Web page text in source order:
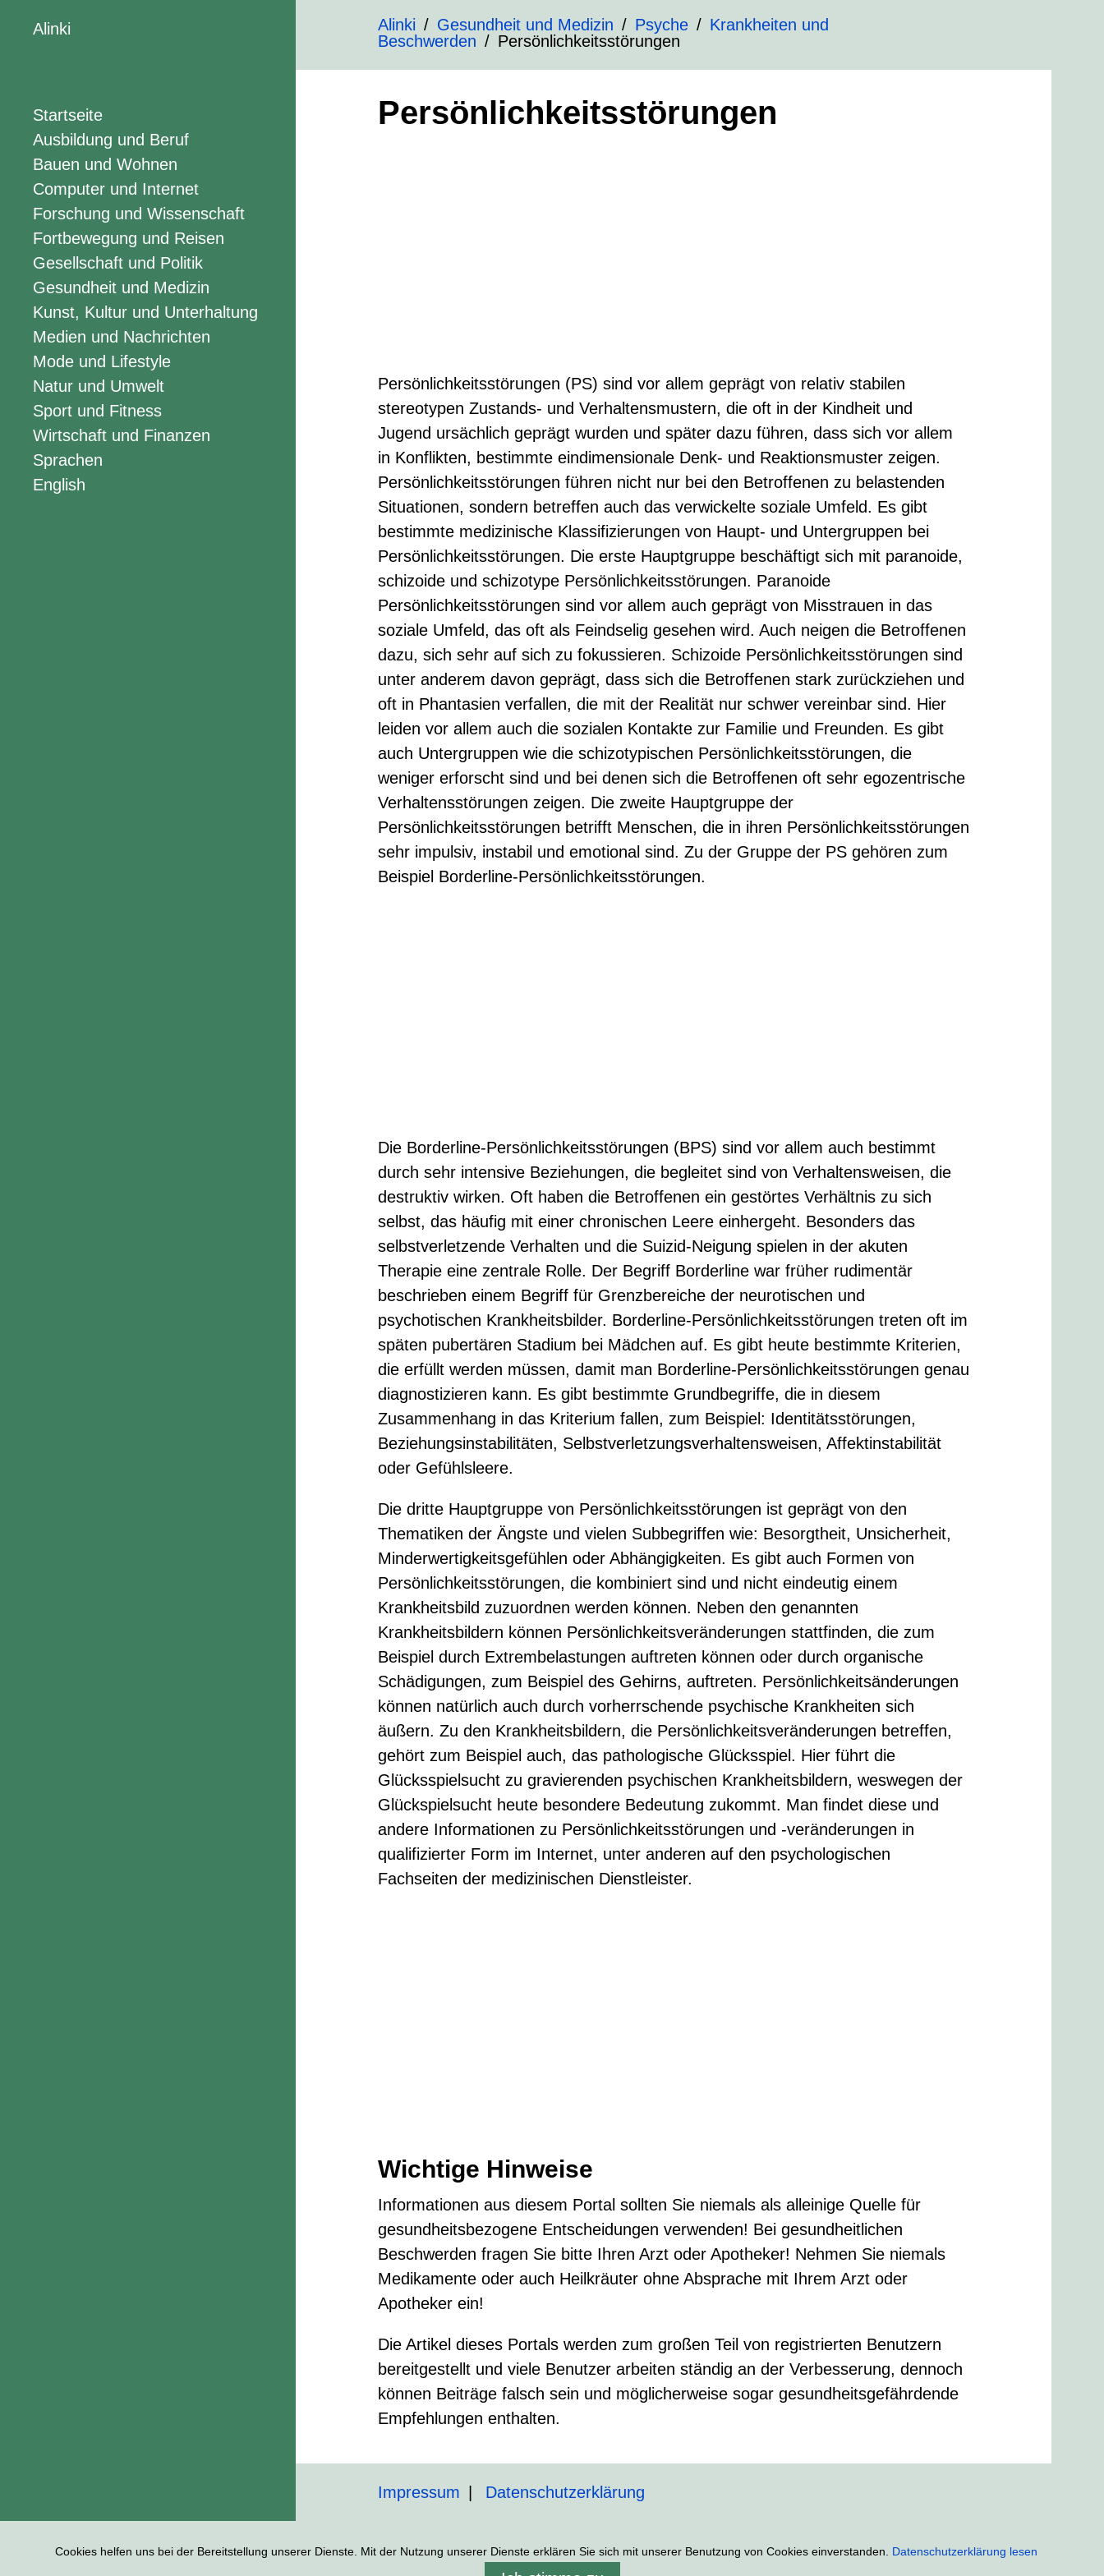
Alinki Alinki Gesundheit und Medizin Psyche
Krankheiten und
Beschwerden
Persönlichkeitsstörungen
Startseite
Ausbildung und Beruf
Bauen und Wohnen
Computer und Internet
Forschung und Wissenschaft
Fortbewegung und Reisen
Gesellschaft und Politik
Gesundheit und Medizin
Kunst, Kultur und Unterhaltung
Medien und Nachrichten
Mode und Lifestyle
Natur und Umwelt
Sport und Fitness
Wirtschaft und Finanzen
Sprachen
English
Persönlichkeitsstörungen
Persönlichkeitsstörungen (PS) sind vor allem geprägt von relativ stabilen
stereotypen Zustands- und Verhaltensmustern, die oft in der Kindheit und
Jugend ursächlich geprägt wurden und später dazu führen, dass sich vor allem
in Konflikten, bestimmte eindimensionale Denk- und Reaktionsmuster zeigen.
Persönlichkeitsstörungen führen nicht nur bei den Betroffenen zu belastenden
Situationen, sondern betreffen auch das verwickelte soziale Umfeld. Es gibt
bestimmte medizinische Klassifizierungen von Haupt- und Untergruppen bei
Persönlichkeitsstörungen. Die erste Hauptgruppe beschäftigt sich mit paranoide,
schizoide und schizotype Persönlichkeitsstörungen. Paranoide
Persönlichkeitsstörungen sind vor allem auch geprägt von Misstrauen in das
soziale Umfeld, das oft als Feindselig gesehen wird. Auch neigen die Betroffenen
dazu, sich sehr auf sich zu fokussieren. Schizoide Persönlichkeitsstörungen sind
unter anderem davon geprägt, dass sich die Betroffenen stark zurückziehen und
oft in Phantasien verfallen, die mit der Realität nur schwer vereinbar sind. Hier
leiden vor allem auch die sozialen Kontakte zur Familie und Freunden. Es gibt
auch Untergruppen wie die schizotypischen Persönlichkeitsstörungen, die
weniger erforscht sind und bei denen sich die Betroffenen oft sehr egozentrische
Verhaltensstörungen zeigen. Die zweite Hauptgruppe der
Persönlichkeitsstörungen betrifft Menschen, die in ihren Persönlichkeitsstörungen
sehr impulsiv, instabil und emotional sind. Zu der Gruppe der PS gehören zum
Beispiel Borderline-Persönlichkeitsstörungen.
Die Borderline-Persönlichkeitsstörungen (BPS) sind vor allem auch bestimmt
durch sehr intensive Beziehungen, die begleitet sind von Verhaltensweisen, die
destruktiv wirken. Oft haben die Betroffenen ein gestörtes Verhältnis zu sich
selbst, das häufig mit einer chronischen Leere einhergeht. Besonders das
selbstverletzende Verhalten und die Suizid-Neigung spielen in der akuten
Therapie eine zentrale Rolle. Der Begriff Borderline war früher rudimentär
beschrieben einem Begriff für Grenzbereiche der neurotischen und
psychotischen Krankheitsbilder. Borderline-Persönlichkeitsstörungen treten oft im
späten pubertären Stadium bei Mädchen auf. Es gibt heute bestimmte Kriterien,
die erfüllt werden müssen, damit man Borderline-Persönlichkeitsstörungen genau
diagnostizieren kann. Es gibt bestimmte Grundbegriffe, die in diesem
Zusammenhang in das Kriterium fallen, zum Beispiel: Identitätsstörungen,
Beziehungsinstabilitäten, Selbstverletzungsverhaltensweisen, Affektinstabilität
oder Gefühlsleere.
Die dritte Hauptgruppe von Persönlichkeitsstörungen ist geprägt von den
Thematiken der Ängste und vielen Subbegriffen wie: Besorgtheit, Unsicherheit,
Minderwertigkeitsgefühlen oder Abhängigkeiten. Es gibt auch Formen von
Persönlichkeitsstörungen, die kombiniert sind und nicht eindeutig einem
Krankheitsbild zuzuordnen werden können. Neben den genannten
Krankheitsbildern können Persönlichkeitsveränderungen stattfinden, die zum
Beispiel durch Extrembelastungen auftreten können oder durch organische
Schädigungen, zum Beispiel des Gehirns, auftreten. Persönlichkeitsänderungen
können natürlich auch durch vorherrschende psychische Krankheiten sich
äußern. Zu den Krankheitsbildern, die Persönlichkeitsveränderungen betreffen,
gehört zum Beispiel auch, das pathologische Glücksspiel. Hier führt die
Glücksspielsucht zu gravierenden psychischen Krankheitsbildern, weswegen der
Glückspielsucht heute besondere Bedeutung zukommt. Man findet diese und
andere Informationen zu Persönlichkeitsstörungen und -veränderungen in
qualifizierter Form im Internet, unter anderen auf den psychologischen
Fachseiten der medizinischen Dienstleister.
Wichtige Hinweise
Informationen aus diesem Portal sollten Sie niemals als alleinige Quelle für
gesundheitsbezogene Entscheidungen verwenden! Bei gesundheitlichen
Beschwerden fragen Sie bitte Ihren Arzt oder Apotheker! Nehmen Sie niemals
Medikamente oder auch Heilkräuter ohne Absprache mit Ihrem Arzt oder
Apotheker ein!
Die Artikel dieses Portals werden zum großen Teil von registrierten Benutzern
bereitgestellt und viele Benutzer arbeiten ständig an der Verbesserung, dennoch
können Beiträge falsch sein und möglicherweise sogar gesundheitsgefährdende
Empfehlungen enthalten.
Impressum Datenschutzerklärung
Cookies helfen uns bei der Bereitstellung unserer Dienste. Mit der Nutzung unserer Dienste erklären Sie sich mit unserer Benutzung von Cookies einverstanden. Datenschutzerklärung lesen